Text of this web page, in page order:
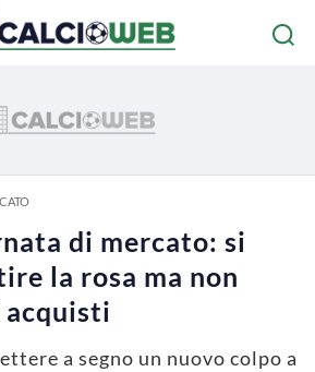
di mercato: si
la rosa ma non
acquisti
a segno un nuovo colpo a